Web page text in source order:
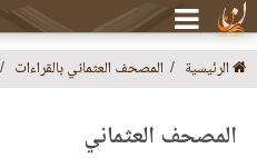
الرئيسية المصحف العثماني بالقراءات
المصحف العثماني